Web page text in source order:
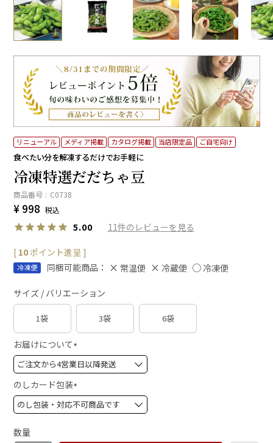
リニューアル メディア掲載 カタログ掲載 当店限定品 ご自宅向け
食べたい分を解凍するだけでお手軽に
冷凍特選だだちゃ豆
商品番号 C0738
¥ 998 税込
5.00 11
[ 10ポイント進呈 ]
冷凍便 同梱可能商品： 常温便 冷蔵便 冷凍便
サイズ / バリエーション
1袋 3袋 6袋
お届けについて
(
必
須
)
のしカード包装
(
必
数量